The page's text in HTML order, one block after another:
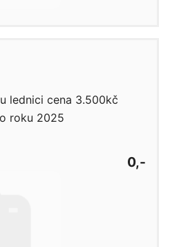
lednici cena 3.500kč
roku 2025
0,-